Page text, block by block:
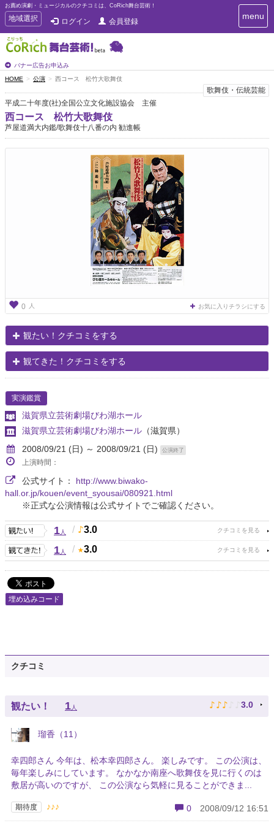
お薦め演劇・ミュージカルのクチコミは、CoRich舞台芸術！
T
o
g
g
e
n
a
v
i
g
地域選択 ログイン 会員登録
バナー広告お申込み
T
o
n
g
a
menu
HOME 公演 西コース 松竹大歌舞伎
歌舞伎・伝統芸能
平成二十年度(社)全国公立文化施設協会 主催
西コース 松竹大歌舞伎
芦屋道満大内鑑/歌舞伎十八番の内 勧進帳
0 人 お気に入りチラシにする
観たい！クチコミをする
観てきた！クチコミをする
実演鑑賞
滋賀県立芸術劇場びわ湖ホール
滋賀県立芸術劇場びわ湖ホール （滋賀県）
2008/09/21 (日) ～ 2008/09/21 (日)
公演終了
上演時間：
公式サイト： http://www.biwako-
hall.or.jp/kouen/event_syousai/080921.html
※正式な公演情報は公式サイトでご確認ください。
1人 / 3.0
1人 / 3.0
埋め込みコード
クチコミ
観たい！ 1人 ♪ ♪ ♪ ♪ ♪ 3.0
瑠香（11）
幸四郎さん 今年は、松本幸四郎さん。 楽しみです。 この公演は、
毎年楽しみにしています。 なかなか南座へ歌舞伎を見に行くのは
敷居が高いのですが、 この公演なら気軽に見ることができま...
期待度 ♪♪♪ 0 2008/09/12 16:51